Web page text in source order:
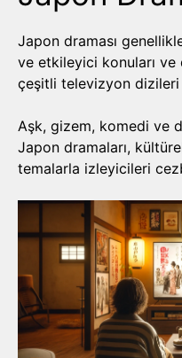
Japon draması
ve etkileyici konuları
çeşitli televizyon dizileri
Aşk, gizem, komedi ve
Japon dramaları,
temalarla izleyicileri